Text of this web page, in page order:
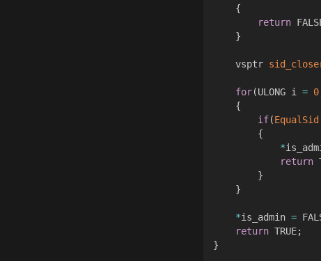
{
return
}
	vsptr
for(ULONG i = 0
{
if(EqualSid
{
*
return
}
}
*is_admin =
return TRUE;
}